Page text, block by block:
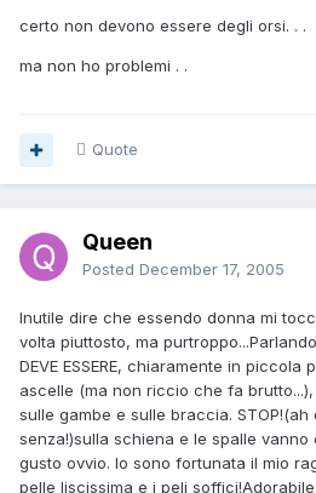
certo non devono essere degli orsi. . .
ma non ho problemi . .
Quote
Queen
Posted December 17, 2005
Inutile dire che essendo donna mi
volta piuttosto, ma
DEVE ESSERE, chiaramente in
ascelle (ma non riccio che fa
sulle gambe e sulle braccia. STOP!(ah
senza!)sulla schiena e le spalle vanno
gusto ovvio. Io sono fortunata il mio
pelle liscissima e i peli